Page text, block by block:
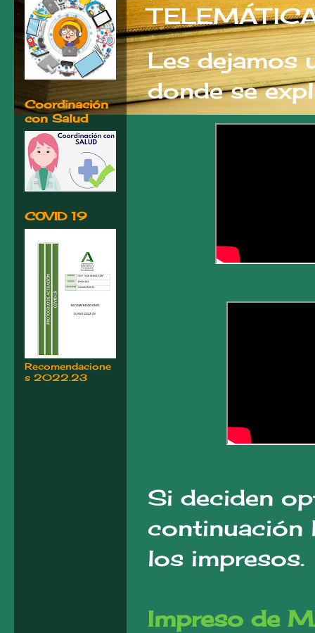
Les dejamos
donde se
Si deciden
continuación
los impresos.
Impreso de
Coordinación
con Salud
COVID 19
Recomendacione
s 2022.23